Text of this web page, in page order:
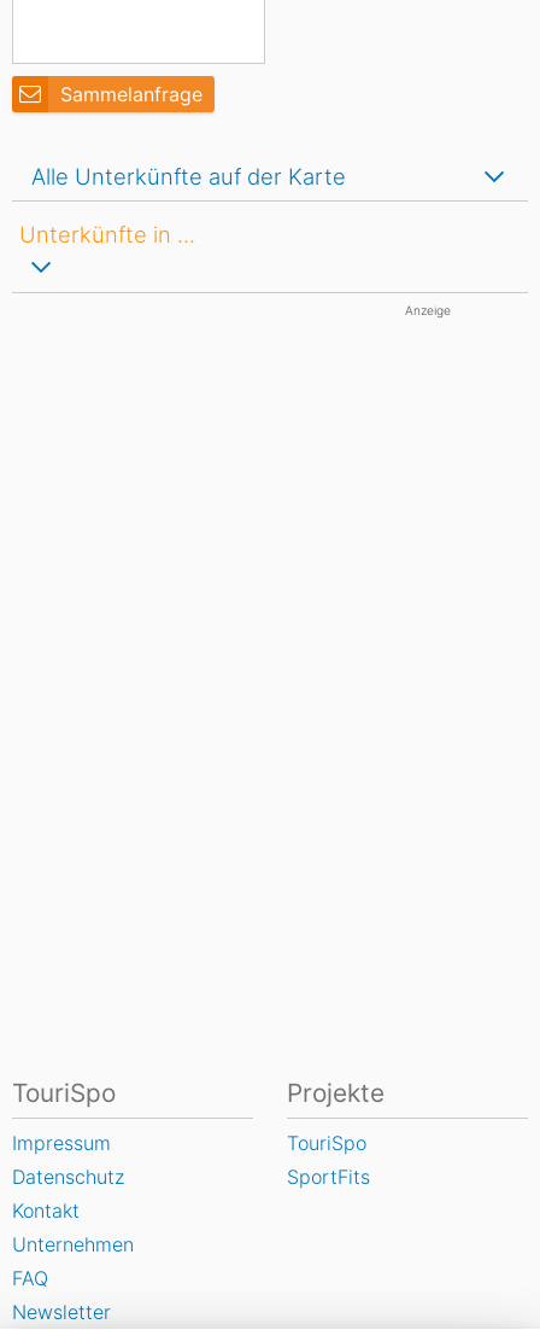
Sammelanfrage
Alle Unterkünfte auf der Karte
Unterkünfte in ...
Anzeige
TouriSpo
Impressum
Datenschutz
Kontakt
Unternehmen
FAQ
Newsletter
Projekte
TouriSpo
SportFits